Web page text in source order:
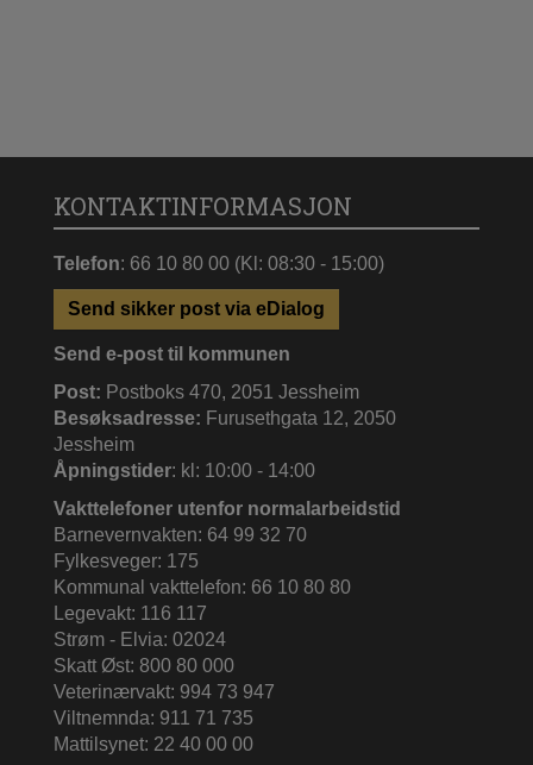
KONTAKTINFORMASJON
Telefon: 66 10 80 00 (Kl: 08:30 - 15:00)
Send sikker post via eDialog
Send e-post til kommunen
Post: Postboks 470, 2051 Jessheim
Besøksadresse: Furusethgata 12, 2050
Jessheim
Åpningstider: kl: 10:00 - 14:00
Vakttelefoner utenfor normalarbeidstid
Barnevernvakten: 64 99 32 70
Fylkesveger: 175
Kommunal vakttelefon: 66 10 80 80
Legevakt: 116 117
Strøm - Elvia: 02024
Skatt Øst: 800 80 000
Veterinærvakt: 994 73 947
Viltnemnda: 911 71 735
Mattilsynet: 22 40 00 00